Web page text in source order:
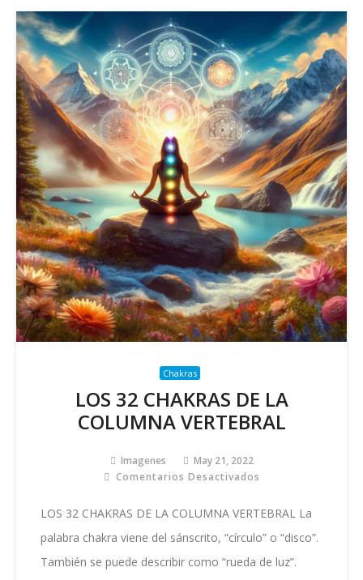
Chakras
LOS 32 CHAKRAS DE LA
COLUMNA VERTEBRAL
Imagenes
May 21, 2022
Comentarios Desactivados
32
DE
LA
LOS 32 CHAKRAS DE LA COLUMNA VERTEBRAL La
palabra chakra viene del sánscrito, “círculo” o “disco”.
También se puede describir como “rueda de luz”.